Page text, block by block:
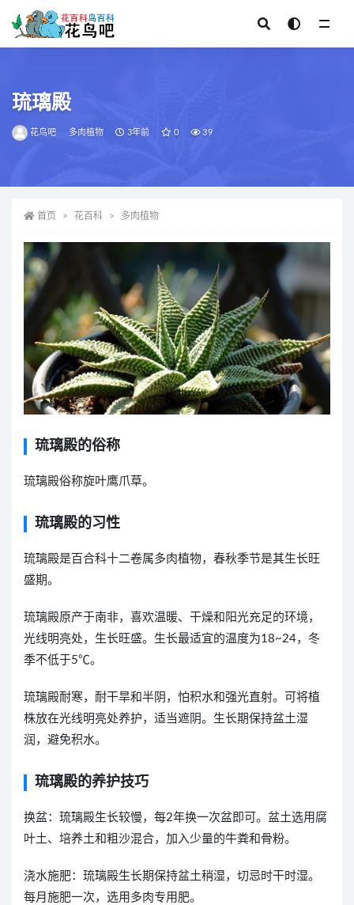
琉璃殿
花鸟吧 多肉植物 3年前 0 39
首页 花百科 多肉植物
琉璃殿的俗称
琉璃殿俗称旋叶鹰爪草。
琉璃殿的习性
琉璃殿是百合科十二卷属多肉植物，春秋季节是其生长旺
盛期。
琉璃殿原产于南非，喜欢温暖、干燥和阳光充足的环境，
光线明亮处，生长旺盛。生长最适宜的温度为18~24，冬
季不低于5℃。
琉璃殿耐寒，耐干旱和半阴，怕积水和强光直射。可将植
株放在光线明亮处养护，适当遮阴。生长期保持盆土湿
润，避免积水。
琉璃殿的养护技巧
换盆：琉璃殿生长较慢，每2年换一次盆即可。盆土选用腐
叶土、培养土和粗沙混合，加入少量的牛粪和骨粉。
浇水施肥：琉璃殿生长期保持盆土稍湿，切忌时干时湿。
每月施肥一次，选用多肉专用肥。